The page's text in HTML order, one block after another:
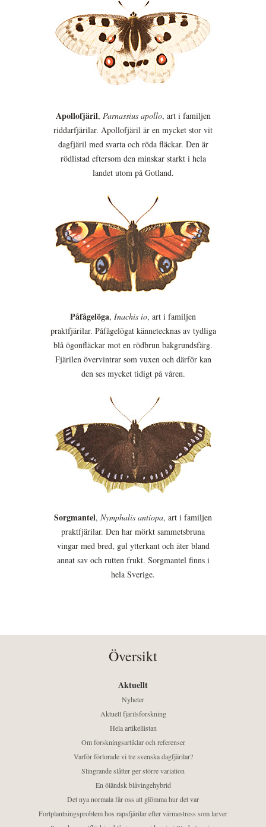
Apollofjäril, Parnassius apollo, art i familjen
riddarfjärilar. Apollofjäril är en mycket stor vit
dagfjäril med svarta och röda fläckar. Den är
rödlistad eftersom den minskar starkt i hela
landet utom på Gotland.
Påfågelöga, Inachis io, art i familjen
praktfjärilar. Påfågelögat kännetecknas av tydliga
blå ögonfläckar mot en rödbrun bakgrundsfärg.
Fjärilen övervintrar som vuxen och därför kan
den ses mycket tidigt på våren.
Sorgmantel, Nymphalis antiopa, art i familjen
praktfjärilar. Den har mörkt sammetsbruna
vingar med bred, gul ytterkant och äter bland
annat sav och rutten frukt. Sorgmantel finns i
hela Sverige.
Översikt
Aktuellt
Nyheter
Aktuell fjärilsforskning
Hela artikellistan
Om forskningsartiklar och referenser
Varför förlorade vi tre svenska dagfjärilar?
Slingrande slåtter ger större variation
En öländsk blåvingehybrid
Det nya normala får oss att glömma hur det var
Fortplantningsproblem hos rapsfjärilar efter värmestress som larver